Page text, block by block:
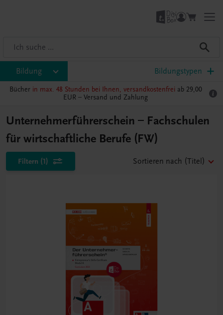
Bildung Bildungstypen
Bücher in max. 48 Stunden bei Ihnen, versandkostenfrei ab 29,00
EUR – Versand und Zahlung
Unternehmerführerschein – Fachschulen
für wirtschaftliche Berufe (FW)
Filtern (1) Sortieren nach (Titel)